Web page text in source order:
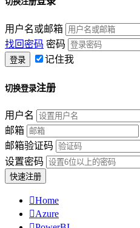
用户名或邮箱
找回密码 密码
记住我
切换登录注册
用户名
邮箱
邮箱验证码
设置密码
Home
Azure